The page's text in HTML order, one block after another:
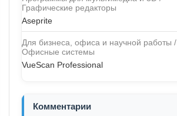
Графические редакторы
Aseprite
Для бизнеса, офиса и научной работы /
Офисные системы
VueScan Professional
Комментарии